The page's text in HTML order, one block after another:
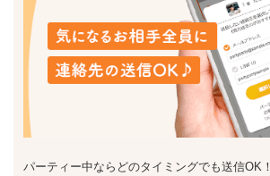
パーティー中ならどのタイミングでも送信OK！